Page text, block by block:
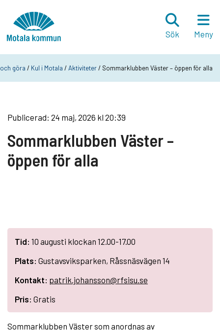
Sök
Meny
göra / Kul i Motala /Aktiviteter/ Sommarklubben Väster – öppen för alla
Publicerad: 24 maj, 2026 kl 20:39
Sommarklubben Väster –
öppen för alla
Tid: 10 augusti klockan 12.00-17.00
Plats: Gustavsviksparken, Råssnäsvägen 14
Kontakt: patrik.johansson@rfsisu.se
Pris: Gratis
Sommarklubben Väster som anordnas av